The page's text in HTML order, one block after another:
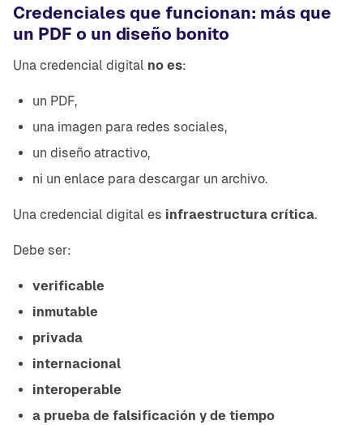
Credenciales que funcionan: más que
un PDF o un diseño bonito
Una credencial digital no es:
un PDF,
una imagen para redes sociales,
un diseño atractivo,
ni un enlace para descargar un archivo.
Una credencial digital es infraestructura crítica.
Debe ser:
verificable
inmutable
privada
internacional
interoperable
a prueba de falsificación y de tiempo